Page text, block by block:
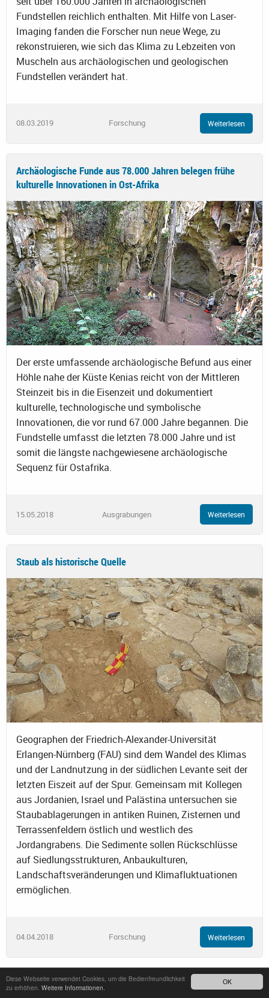
OK
Diese Webseite verwendet Cookies, um die Bedienfreundlichkeit
zu erhöhen. Weitere Informationen.
Fundstellen reichlich enthalten. Mit Hilfe von Laser-
Imaging fanden die Forscher nun neue Wege, zu
rekonstruieren, wie sich das Klima zu Lebzeiten von
Muscheln aus archäologischen und geologischen
Fundstellen verändert hat.
08.03.2019 Forschung Weiterlesen
Archäologische Funde aus 78.000 Jahren belegen frühe
kulturelle Innovationen in Ost-Afrika
Der erste umfassende archäologische Befund aus einer
Höhle nahe der Küste Kenias reicht von der Mittleren
Steinzeit bis in die Eisenzeit und dokumentiert
kulturelle, technologische und symbolische
Innovationen, die vor rund 67.000 Jahre begannen. Die
Fundstelle umfasst die letzten 78.000 Jahre und ist
somit die längste nachgewiesene archäologische
Sequenz für Ostafrika.
15.05.2018 Ausgrabungen Weiterlesen
Staub als historische Quelle
Geographen der Friedrich-Alexander-Universität
Erlangen-Nürnberg (FAU) sind dem Wandel des Klimas
und der Landnutzung in der südlichen Levante seit der
letzten Eiszeit auf der Spur. Gemeinsam mit Kollegen
aus Jordanien, Israel und Palästina untersuchen sie
Staubablagerungen in antiken Ruinen, Zisternen und
Terrassenfeldern östlich und westlich des
Jordangrabens. Die Sedimente sollen Rückschlüsse
auf Siedlungsstrukturen, Anbaukulturen,
Landschaftsveränderungen und Klimafluktuationen
ermöglichen.
04.04.2018 Forschung Weiterlesen
Menschen verändern seit mindestens 45.000 Jahren die